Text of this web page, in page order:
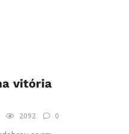
vitória
2092 0